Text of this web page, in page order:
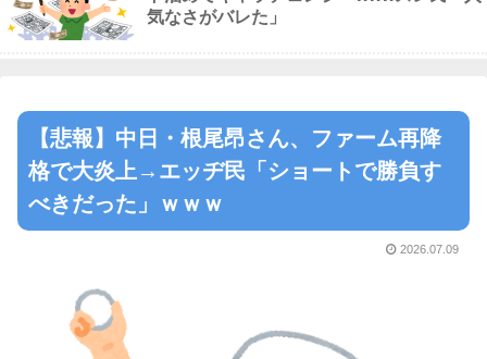
気なさがバレた」
【悲報】中日・根尾昂さん、ファーム再降
格で大炎上→エッヂ民「ショートで勝負す
べきだった」ｗｗｗ
2026.07.09